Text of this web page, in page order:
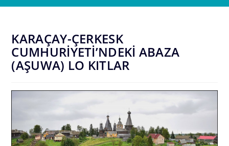
KARAÇAY-ÇERKESK
CUMHURİYETİ’NDEKİ ABAZA
(AŞUWA) LO KITLAR